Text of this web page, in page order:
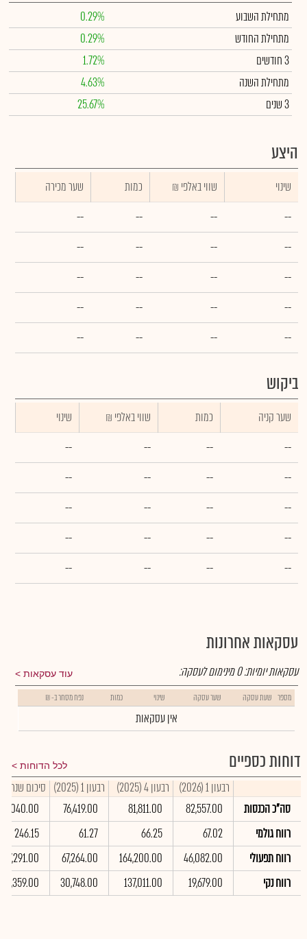
מתחילת השבוע
0.29%
מתחילת החודש
0.29%
3 חודשים
1.72%
מתחילת השנה
4.63%
3 שנים
25.67%
היצע
שינוי ₪ שווי באלפי כמות
שער מכירה
--
--
--
--
--
--
--
--
--
--
--
--
--
--
--
--
--
--
--
--
ביקוש
שער קניה כמות ₪ שווי באלפי
שינוי
--
--
--
--
--
--
--
--
--
--
--
--
--
--
--
--
--
--
--
--
עסקאות אחרונות
עוד עסקאות עסקאות יומיות:0מינימום לעסקה:
מספר שעת עסקה שער עסקה שינוי כמות נפח מסחר ב- ₪
אין עסקאות
דוחות כספיים לכל הדוחות
רבעון 1 (2026) רבעון 4 (2025) רבעון 1 (2025)
סיכום שנתי 2025
סה"כ הכנסות
82,557.00
81,811.00
76,419.00
רווח גולמי
67.02
66.25
61.27
246.15
רווח תפעולי
46,082.00
164,200.00
67,264.00
367,291.00
רווח נקי
19,679.00
137,011.00
30,748.00